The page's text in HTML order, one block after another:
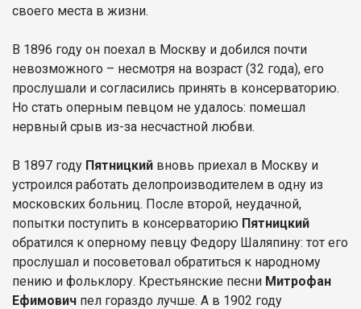
своего места в жизни.
В 1896 году он поехал в Москву и добился почти
невозможного – несмотря на возраст (32 года), его
прослушали и согласились принять в консерваторию.
Но стать оперным певцом не удалось: помешал
нервный срыв из-за несчастной любви.
В 1897 году Пятницкий вновь приехал в Москву и
устроился работать делопроизводителем в одну из
московских больниц. После второй, неудачной,
попытки поступить в консерваторию Пятницкий
обратился к оперному певцу Федору Шаляпину: тот его
прослушал и посоветовал обратиться к народному
пению и фольклору. Крестьянские песни Митрофан
Ефимович пел гораздо лучше. А в 1902 году